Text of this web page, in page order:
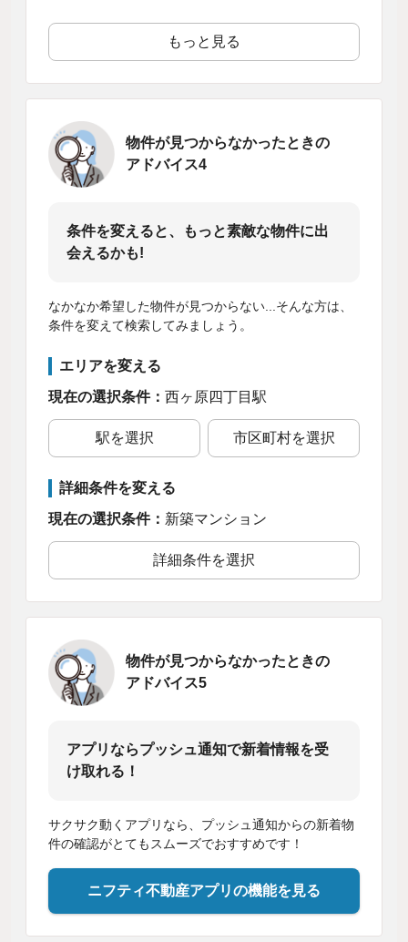
もっと見る
物件が見つからなかったときの
アドバイス4
条件を変えると、もっと素敵な物件に出
会えるかも!
なかなか希望した物件が見つからない...そんな方は、
条件を変えて検索してみましょう。
エリアを変える
現在の選択条件： 西ヶ原四丁目駅
駅を選択 市区町村を選択
詳細条件を変える
現在の選択条件： 新築マンション
詳細条件を選択
物件が見つからなかったときの
アドバイス5
アプリならプッシュ通知で新着情報を受
け取れる！
サクサク動くアプリなら、プッシュ通知からの新着物
件の確認がとてもスムーズでおすすめです！
ニフティ不動産アプリの機能を見る